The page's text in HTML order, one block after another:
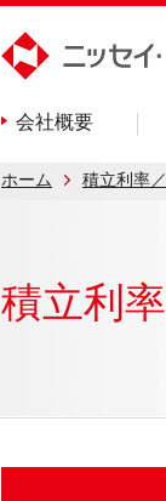
会社概要
ホーム 積立利率
積立利